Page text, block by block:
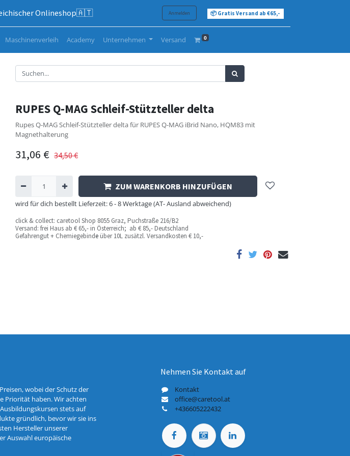
Onlineshop🇦🇹 Anmelden 📦 Gratis Versand ab €65,-
Maschinenverleih Academy Unternehmen Versand 0
RUPES Q-MAG Schleif-Stützteller delta
Rupes Q-MAG Schleif-Stützteller delta für RUPES Q-MAG iBrid Nano, HQM83 mit
Magnethalterung
31,06 € 34,50€
ZUM WARENKORB HINZUFÜGEN
wird für dich bestellt Lieferzeit: 6 - 8 Werktage (AT- Ausland abweichend)
click & collect: caretool Shop 8055 Graz, Puchstraße 216/B2
Versand: frei Haus ab € 65,- in Österreich; ab € 85,- Deutschland
Gefahrengut + Chemiegebinde über 10L zusätzl. Versandkosten € 10,-
wobei der Schutz der
Priorität haben. Wir achten
stets auf
gründlich, bevor wir sie ins
Hersteller unserer
Auswahl europäische
Nehmen Sie Kontakt auf
Kontakt
office@caretool.at
+436605222432